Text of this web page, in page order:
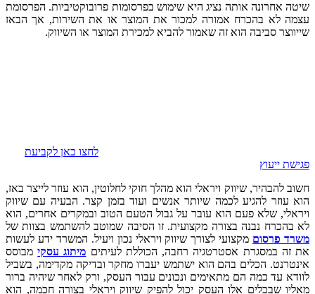
שיטה אחרונה אותה נציג היא שימוש בפרסומות פרובוקטיביות. הפרסומת
עצמה לא בהכרח אמורה למכור את המוצר או את השירות, אך הבאז
שייווצר סביבה הוא זה שאמור להביא למכירת המוצר או השיווק.
לחצו כאן לקביעת
פגישת ייעוץ
חשוב להבהיר, שיווק ויראלי הוא מהלך חוקי לחלוטין, הוא עוזר לייצר באז,
הוא עוזר להגיע לכמה שיותר אנשים ועוד בזמן קצר. הבעיה עם שיווק
ויראלי, שלא פעם הוא עובר על גבול הטעם הטוב ובמקרים אחרים, הוא
לא בהכרח נבנה בצורה מקצועית. זו הסיבה שמוטב להשתמש בצוות של
משרד פרסום מקצועי לצורך שיווק ויראלי נכון ויעיל. המשרד ידע לעשות
את זה במסגרת אסטרטגיה רחבה, הכוללת לעיתים מיתוג עסקימבוסס
אינטרנט. הכלים בהם הוא ישתמש יעברו מחקר ובדיקה מקדימה, בשביל
לוודא עד כמה הם מתאימים ונכונים עבור העסק, ורק לאחר שיהיה ברור
מאליו שבכלים אלו העסק יכול להפיק שיווק ויראלי בצורה חכמה, הוא